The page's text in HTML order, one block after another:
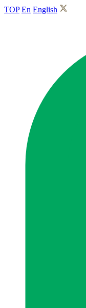
TOP En English